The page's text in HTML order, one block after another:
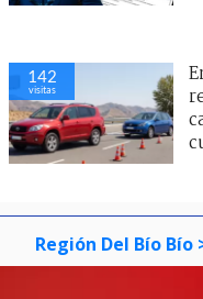
142
visitas
Región Del Bío Bío